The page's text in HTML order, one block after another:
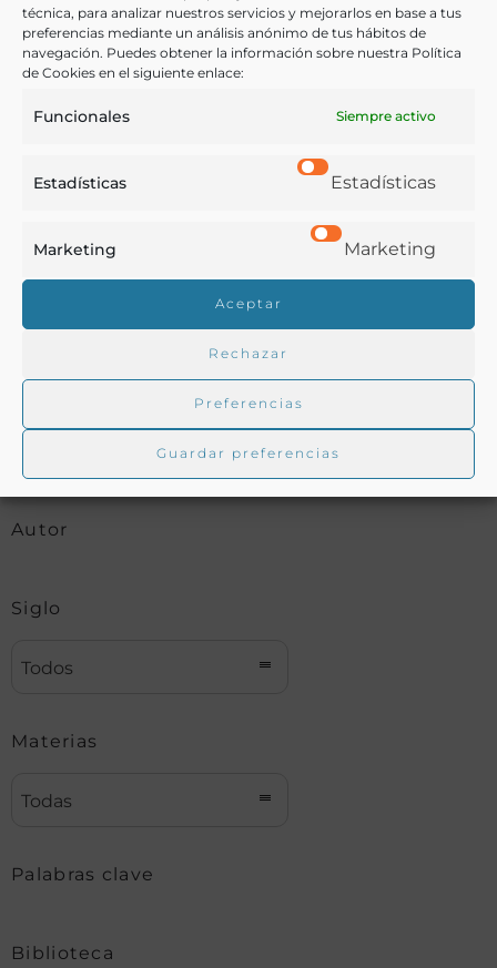
técnica, para analizar nuestros servicios y mejorarlos en base a tus
preferencias mediante un análisis anónimo de tus hábitos de
navegación. Puedes obtener la información sobre nuestra Política
de Cookies en el siguiente enlace:
Funcionales Siempre activo
Estadísticas Estadísticas
Marketing Marketing
Aceptar
Rechazar
Preferencias
Guardar preferencias
Buscar en la biblioteca
Biblioteca digital Duque de Ahumada
Buscar
Autor
Siglo
Todos
Materias
Todas
Palabras clave
Biblioteca